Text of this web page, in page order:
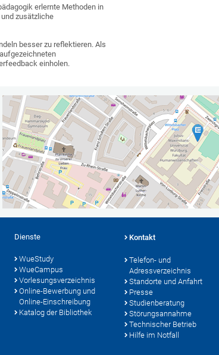
erlernte Methoden in
und zusätzliche
besser zu reflektieren. Als
einholen.
Dienste
WueStudy
WueCampus
Vorlesungsverzeichnis
Online-Bewerbung und
Online-Einschreibung
Katalog der Bibliothek
Kontakt
Telefon- und
Adressverzeichnis
Standorte und Anfahrt
Presse
Studienberatung
Störungsannahme
Technischer Betrieb
Hilfe im Notfall